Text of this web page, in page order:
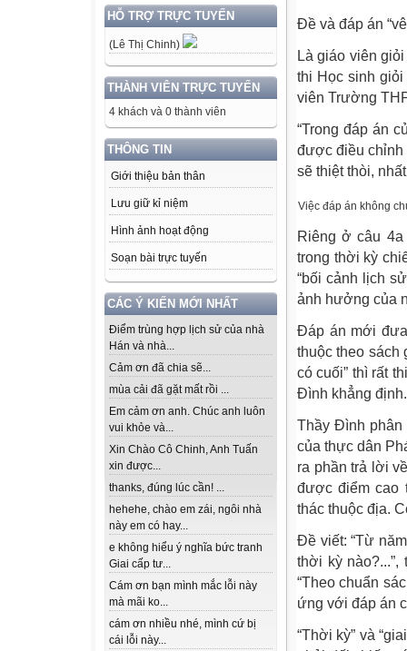
HỖ TRỢ TRỰC TUYẾN
(Lê Thị Chinh)
THÀNH VIÊN TRỰC TUYẾN
4 khách và 0 thành viên
THÔNG TIN
Giới thiệu bản thân
Lưu giữ kỉ niệm
Hình ảnh hoạt động
Soạn bài trực tuyến
CÁC Ý KIẾN MỚI NHẤT
Điểm trùng hợp lịch sử của nhà
Hán và nhà...
Cảm ơn đã chia sẽ...
mùa cải đã gặt mất rồi ...
Em cảm ơn anh. Chúc anh luôn
vui khỏe và...
Xin Chào Cô Chinh, Anh Tuấn
xin được...
thanks, đúng lúc cần! ...
hehehe, chào em zái, ngôi nhà
này em có hay...
e không hiểu ý nghĩa bức tranh
Giai cấp tư...
Cám ơn bạn mình mắc lỗi này
mà mãi ko...
cám ơn nhiều nhé, mình cứ bị
cái lỗi này...
Đề và đáp án
Là giáo viên
thi Học sinh
viên Trường
“Trong đáp án
được điều chỉnh
sẽ thiệt thòi,
Việc đáp án không
Riêng ở câu 4a
trong thời kỳ
“bối cảnh lịch
ảnh hưởng của
Đáp án mới
thuộc theo sách
có cuối” thì rất
Đình khẳng định.
Thầy Đình phân
của thực dân
ra phần trả lời
được điểm cao
thác thuộc địa.
Đề viết: “Từ
thời kỳ
“Theo chuẩn
ứng với đáp án
“Thời kỳ” và